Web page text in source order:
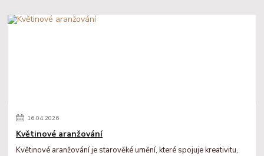
16.04.2026
Květinové aranžování
Květinové aranžování je starověké umění, které spojuje kreativitu,